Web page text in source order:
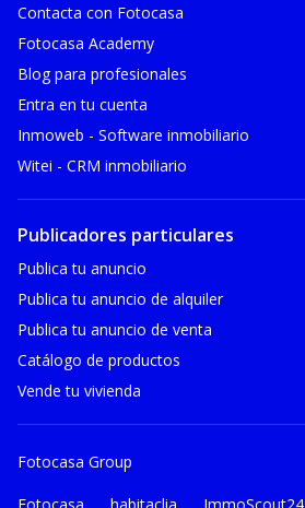
Contacta con Fotocasa
Fotocasa Academy
Blog para profesionales
Entra en tu cuenta
Inmoweb - Software inmobiliario
Witei - CRM inmobiliario
Publicadores particulares
Publica tu anuncio
Publica tu anuncio de alquiler
Publica tu anuncio de venta
Catálogo de productos
Vende tu vivienda
Fotocasa Group